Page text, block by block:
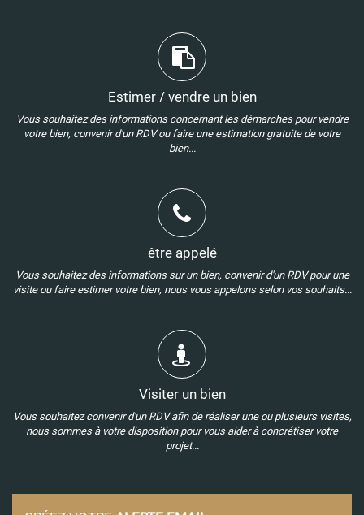
Estimer / vendre un bien
Vous souhaitez des informations concernant les démarches pour vendre
votre bien, convenir d'un RDV ou faire une estimation gratuite de votre
bien...
être appelé
Vous souhaitez des informations sur un bien, convenir d'un RDV pour une
visite ou faire estimer votre bien, nous vous appelons selon vos souhaits...
Visiter un bien
Vous souhaitez convenir d'un RDV afin de réaliser une ou plusieurs visites,
nous sommes à votre disposition pour vous aider à concrétiser votre
projet...